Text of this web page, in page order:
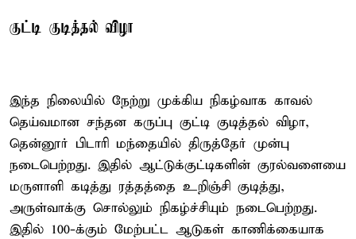
குட்டி குடித்தல் விழா
இந்த நிலையில் நேற்று முக்கிய நிகழ்வாக காவல்
தெய்வமான சந்தன கருப்பு குட்டி குடித்தல் விழா,
தென்னூர் பிடாரி மந்தையில் திருத்தேர் முன்பு
நடைபெற்றது. இதில் ஆட்டுக்குட்டிகளின் குரல்வளையை
மருளாளி கடித்து ரத்தத்தை உறிஞ்சி குடித்து,
அருள்வாக்கு சொல்லும் நிகழ்ச்சியும் நடைபெற்றது.
இதில் 100-க்கும் மேற்பட்ட ஆடுகள் காணிக்கையாக